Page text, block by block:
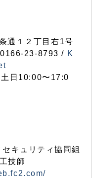
通１２丁目右1号
23-8793 / K
日10:00〜17:0
キュリティ協同組
技師